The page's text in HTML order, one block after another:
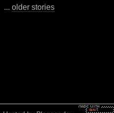
... older stories